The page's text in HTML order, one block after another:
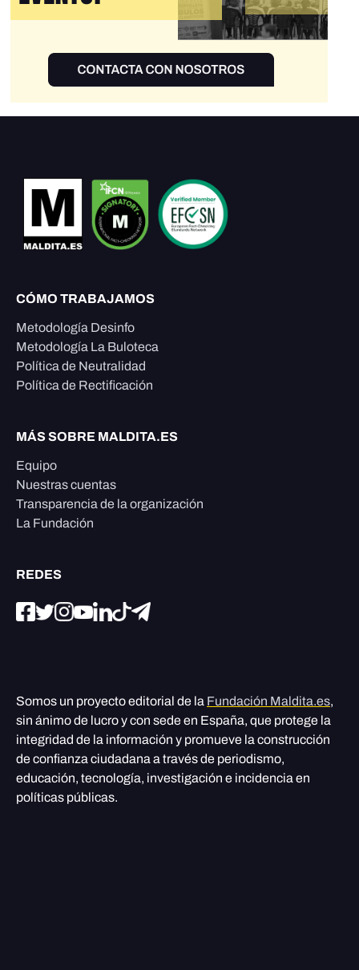
CÓMO TRABAJAMOS
Metodología Desinfo
Metodología La Buloteca
Política de Neutralidad
Política de Rectificación
MÁS SOBRE MALDITA.ES
Equipo
Nuestras cuentas
Transparencia de la organización
La Fundación
REDES
Somos un proyecto editorial de la Fundación Maldita.es,
sin ánimo de lucro y con sede en España, que protege la
integridad de la información y promueve la construcción
de confianza ciudadana a través de periodismo,
educación, tecnología, investigación e incidencia en
políticas públicas.